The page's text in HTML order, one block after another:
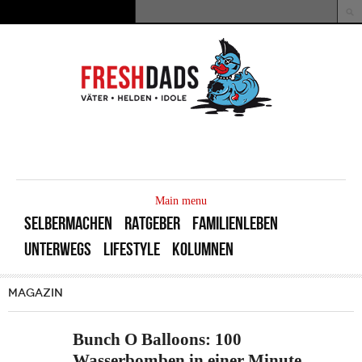
Suchformular
Main menu
SELBERMACHEN RATGEBER
FAMILIENLEBEN
UNTERWEGS
LIFESTYLE KOLUMNEN
MAGAZIN
Bunch O Balloons: 100